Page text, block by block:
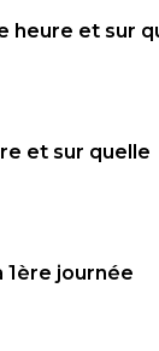
heure et sur
et sur quelle
1ère journée